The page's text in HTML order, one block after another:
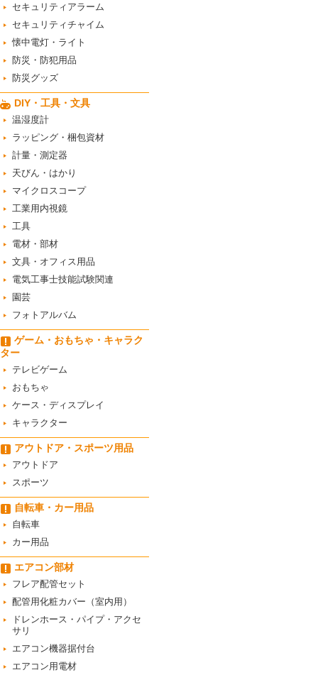
セキュリティアラーム
セキュリティチャイム
懐中電灯・ライト
防災・防犯用品
防災グッズ
DIY・工具・文具
温湿度計
ラッピング・梱包資材
計量・測定器
天びん・はかり
マイクロスコープ
工業用内視鏡
工具
電材・部材
文具・オフィス用品
電気工事士技能試験関連
園芸
フォトアルバム
ゲーム・おもちゃ・キャラク
ター
テレビゲーム
おもちゃ
ケース・ディスプレイ
キャラクター
アウトドア・スポーツ用品
アウトドア
スポーツ
自転車・カー用品
自転車
カー用品
エアコン部材
フレア配管セット
配管用化粧カバー（室内用）
ドレンホース・パイプ・アクセ
サリ
エアコン機器据付台
エアコン用電材